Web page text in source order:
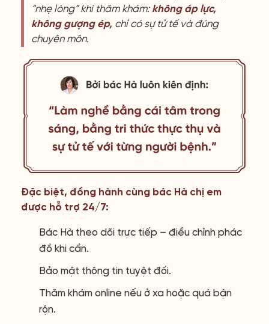
“nhẹ lòng” khi thăm khám: không áp lực,
không gượng ép, chỉ có sự tử tế và đúng
chuyên môn.
Đặc biệt, đồng hành cùng bác Hà chị em
được hỗ trợ 24/7:
Bác Hà theo dõi trực tiếp – điều chỉnh phác
đồ khi cần.
Bảo mật thông tin tuyệt đối.
Thăm khám online nếu ở xa hoặc quá bận
rộn.